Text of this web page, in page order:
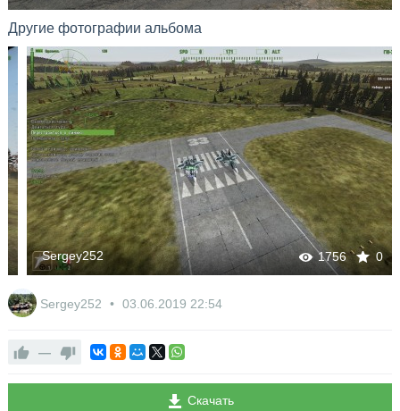
Другие фотографии альбома
1756 0 0
Sergey252
Sergey252 03.06.2019 22:54
—
Скачать